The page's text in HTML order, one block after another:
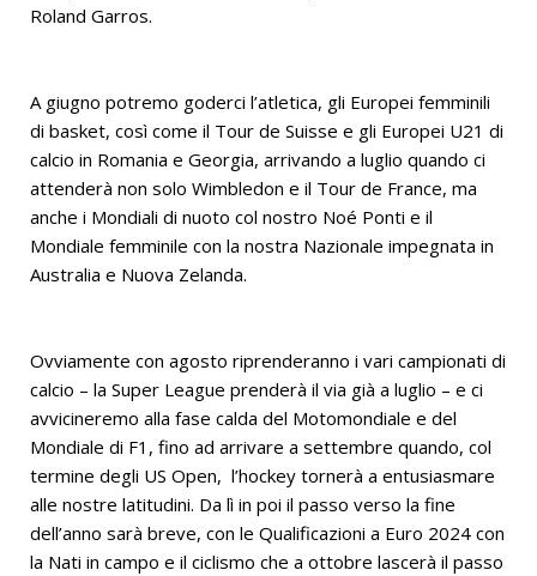
Roland Garros.
A giugno potremo goderci l’atletica, gli Europei femminili
di basket, così come il Tour de Suisse e gli Europei U21 di
calcio in Romania e Georgia, arrivando a luglio quando ci
attenderà non solo Wimbledon e il Tour de France, ma
anche i Mondiali di nuoto col nostro Noé Ponti e il
Mondiale femminile con la nostra Nazionale impegnata in
Australia e Nuova Zelanda.
Ovviamente con agosto riprenderanno i vari campionati di
calcio – la Super League prenderà il via già a luglio – e ci
avvicineremo alla fase calda del Motomondiale e del
Mondiale di F1, fino ad arrivare a settembre quando, col
termine degli US Open, l’hockey tornerà a entusiasmare
alle nostre latitudini. Da lì in poi il passo verso la fine
dell’anno sarà breve, con le Qualificazioni a Euro 2024 con
la Nati in campo e il ciclismo che a ottobre lascerà il passo